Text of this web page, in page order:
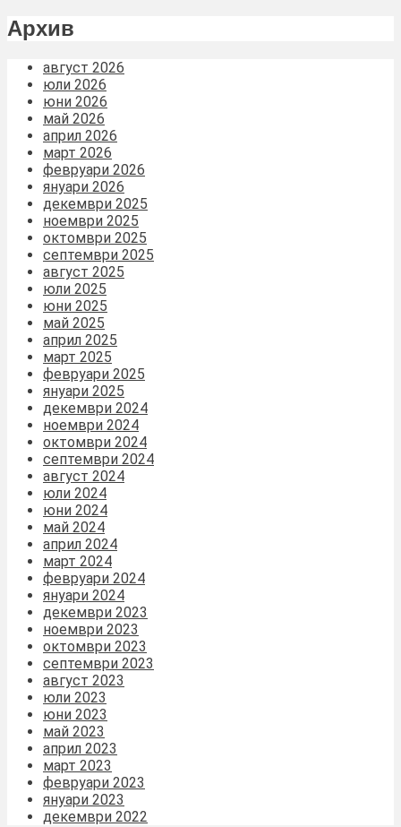
Архив
август 2026
юли 2026
юни 2026
май 2026
април 2026
март 2026
февруари 2026
януари 2026
декември 2025
ноември 2025
октомври 2025
септември 2025
август 2025
юли 2025
юни 2025
май 2025
април 2025
март 2025
февруари 2025
януари 2025
декември 2024
ноември 2024
октомври 2024
септември 2024
август 2024
юли 2024
юни 2024
май 2024
април 2024
март 2024
февруари 2024
януари 2024
декември 2023
ноември 2023
октомври 2023
септември 2023
август 2023
юли 2023
юни 2023
май 2023
април 2023
март 2023
февруари 2023
януари 2023
декември 2022